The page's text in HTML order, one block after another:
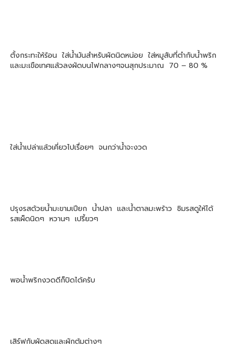
ตั้งกระทะให้ร้อน ใส่น้ำมันสำหรับผัดนิดหน่อย ใส่หมูสับที่ตำกับน้ำพริก
และมะเขือเทศแล้วลงผัดบนไฟกลางๆจนสุกประมาณ 70 – 80 %
ใส่น้ำเปล่าแล้วเคี่ยวไปเรื่อยๆ จนกว่าน้ำจะงวด
ปรุงรสด้วยน้ำมะขามเปียก น้ำปลา และน้ำตาลมะพร้าว ชิมรสดูให้ได้
รสเผ็ดนิดๆ หวานๆ เปรี้ยวๆ
พอน้ำพริกงวดดีก็ปิดได้ครับ
เสิร์ฟกับผัดสดและผักต้มต่างๆ